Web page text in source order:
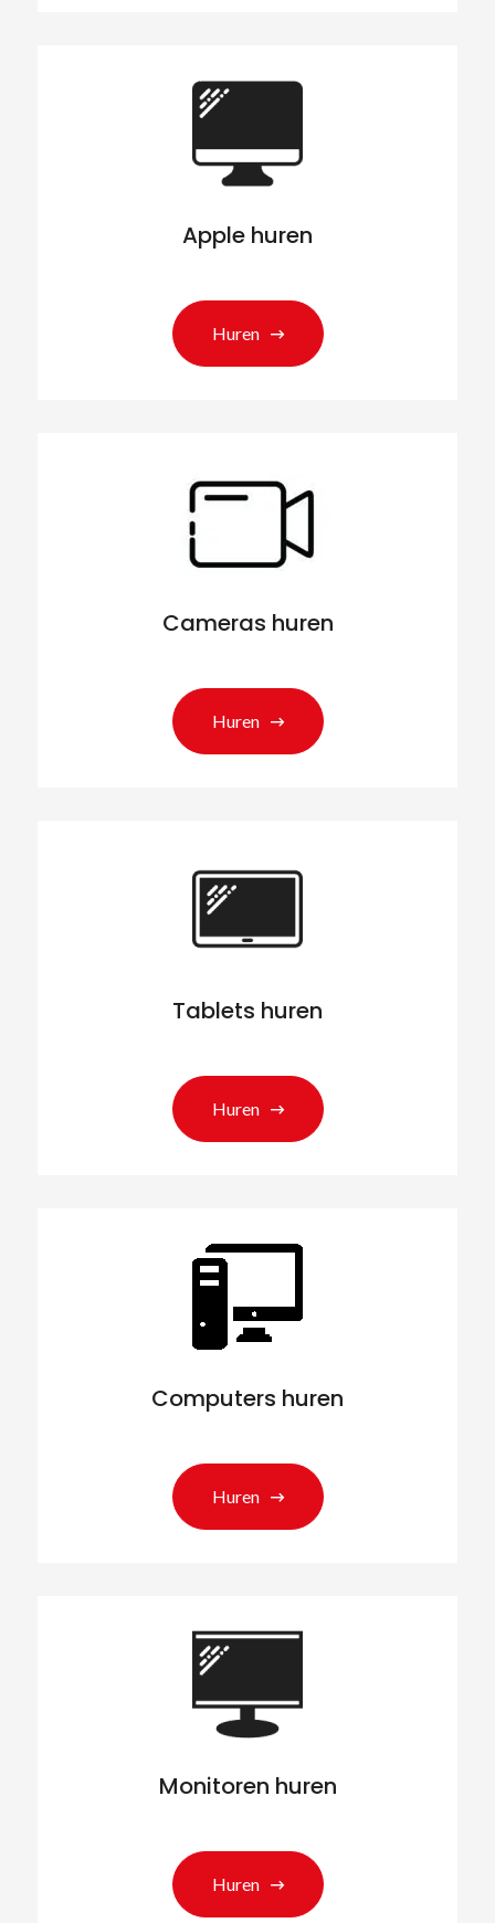
Apple huren
Huren
Cameras huren
Huren
Tablets huren
Huren
Computers huren
Huren
Monitoren huren
Huren